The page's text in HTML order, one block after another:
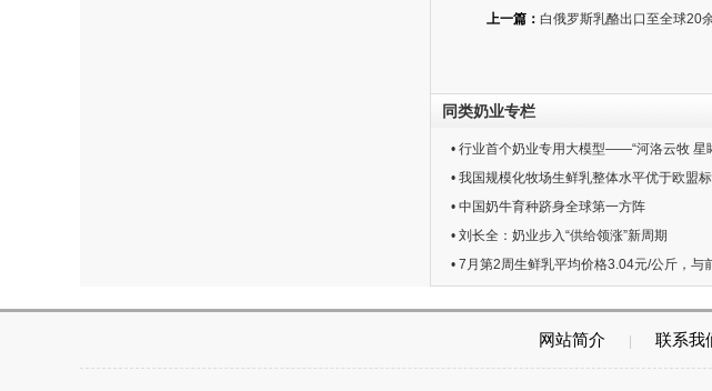
上一篇： 白俄罗斯乳酪出口至全球20
同类奶业专栏
• 行业首个奶业专用大模型——“河洛云牧 星
• 我国规模化牧场生鲜乳整体水平优于欧盟
• 中国奶牛育种跻身全球第一方阵
• 刘长全：奶业步入“供给领涨”新周期
• 7月第2周生鲜乳平均价格3.04元/公斤，与
网站简介 联系我